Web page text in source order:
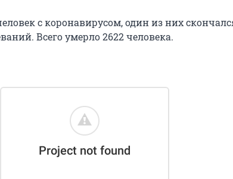
с коронавирусом, один из них
Всего умерло 2622 человека.